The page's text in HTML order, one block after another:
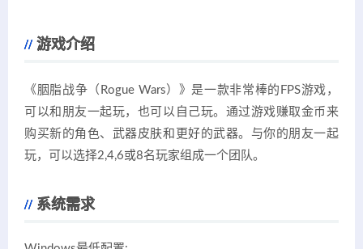
游戏介绍
《胭脂战争（Rogue Wars）》是一款非常棒的FPS游戏，
可以和朋友一起玩，也可以自己玩。通过游戏赚取金币来
购买新的角色、武器皮肤和更好的武器。与你的朋友一起
玩，可以选择2,4,6或8名玩家组成一个团队。
系统需求